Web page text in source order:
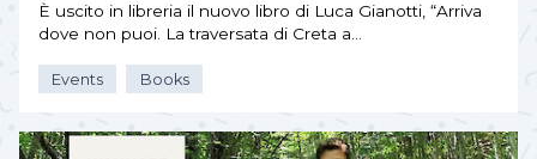
È uscito in libreria il nuovo libro di Luca Gianotti, “Arriva
dove non puoi. La traversata di Creta a…
Events Books